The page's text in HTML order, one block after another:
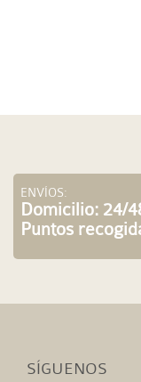
ENVÍOS:
Domicilio: 24/
Puntos
SÍGUENOS